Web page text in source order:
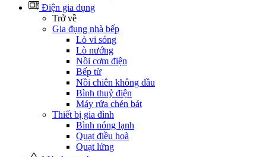
Điện gia dụng
Trở về
Gia đụng nhà bếp
Lò vi sóng
Lò nướng
Nồi cơm điện
Bếp từ
Nồi chiên không dầu
Bình thuỷ điện
Máy rửa chén bát
Thiết bị gia đình
Bình nóng lạnh
Quạt điều hoà
Quạt lửng